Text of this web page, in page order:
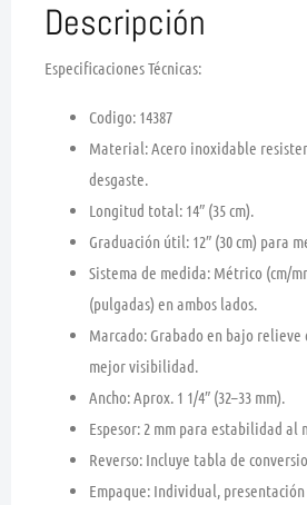
Descripción
Especificaciones Técnicas:
Codigo: 14387
Material:Acero inoxidable
desgaste.
Longitud total: 14″ (35 cm).
Graduación útil: 12″ (30 cm) para
Sistema de medida: Métrico (cm/
(pulgadas) en ambos lados.
Marcado: Grabado en bajo
mejor visibilidad.
Ancho:Aprox. 1 1/4″ (32–33 mm).
Espesor: 2 mm para estabilidad al
Reverso: Incluye tabla de
Empaque: Individual,